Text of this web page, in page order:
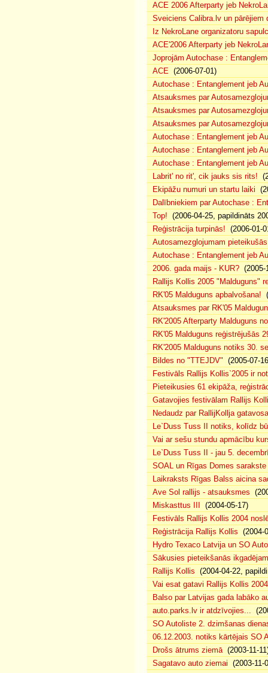
ACE 2006 Afterparty jeb
Sveiciens Calibra.lv un pārējiem
Iz NekroLane organizatoru
ACE'2006 Afterparty jeb
Joprojām Autochase :
ACE (2006-07-01)
Autochase : Entanglement jeb
Atsauksmes par
Atsauksmes par
Atsauksmes par
Autochase : Entanglement jeb
Autochase : Entanglement jeb
Autochase : Entanglement jeb
Labrit' no rit', cik jauks sis rits!
Ekipāžu numuri un startu laiki
Dalībniekiem par Autochase :
Top! (2006-04-25, papildināts
Reģistrācija turpinās! (2006-01-
Autosamezglojumam
Autochase : Entanglement jeb
2006. gada maijs - KUR? (2005-
Rallijs Kollis 2005 "Malduguns"
RK'05 Malduguns apbalvošana!
Atsauksmes par RK'05
RK'2005 Afterparty Malduguns
RK'05 Malduguns reģistrējušās
RK'2005 Malduguns notiks 30.
Bildes no "TTEJDV" (2005-07-
Festivāls Rallijs Kollis`2005 ir
Pieteikusies 61 ekipāža,
Gatavojies festivālam Rallijs
Nedaudz par RallijKollja
Le`Duss Tuss II notiks, kolīdz
Vai ar sešu stundu apmācību
Le`Duss Tuss II - jau 5.
SOAL un Rīgas Domes
Laikraksts Rīgas Balss aicina
Ave Sol rallijs - atsauksmes
Miskasttus III
(2004-05-17)
Festivāls Rallijs Kollis 2004
Reģistrācija Rallijs Kollis (2004-
Hydro Texaco Latvija un SO
Sākusies pieteikšanās
Rallijs Kollis (2004-04-22,
Vai esat gatavi Rallijs Kollis
Balso par Latvijas gada labāko
auto.parks.lv ir atdzīvojies...
SO Autoliste 2. dzimšanas
06.12.2003. notiks kārtējais SO
Drošs ātrums ziemā(2003-11-
Sagatavo auto ziemai (2003-11-